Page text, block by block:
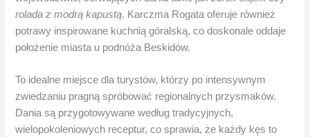
rolada z modrą kapustą. Karczma Rogata oferuje również
potrawy inspirowane kuchnią góralską, co doskonale oddaje
położenie miasta u podnóża Beskidów.
To idealne miejsce dla turystów, którzy po intensywnym
zwiedzaniu pragną spróbować regionalnych przysmaków.
Dania są przygotowywane według tradycyjnych,
wielopokoleniowych receptur, co sprawia, że każdy kęs to